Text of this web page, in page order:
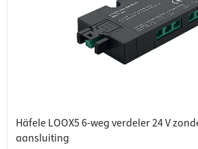
Häfele LOOX5 6-weg verdeler 24 V
aansluiting